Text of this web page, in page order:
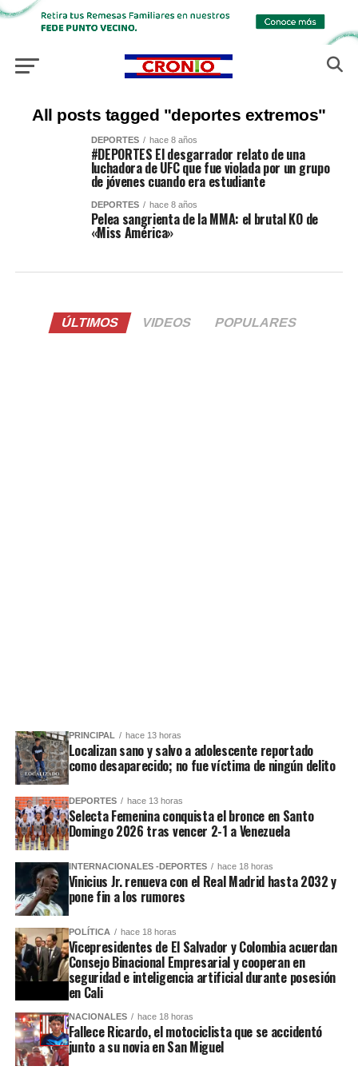
All posts tagged "deportes extremos"
DEPORTES hace 8 años
#DEPORTES El desgarrador relato de una
luchadora de UFC que fue violada por un grupo
de jóvenes cuando era estudiante
DEPORTES hace 8 años
Pelea sangrienta de la MMA: el brutal KO de
«Miss América»
ÚLTIMOS VIDEOS POPULARES
PRINCIPAL hace 13 horas
Localizan sano y salvo a adolescente reportado
como desaparecido; no fue víctima de ningún delito
DEPORTES hace 13 horas
Selecta Femenina conquista el bronce en Santo
Domingo 2026 tras vencer 2-1 a Venezuela
INTERNACIONALES -DEPORTES hace 18 horas
Vinicius Jr. renueva con el Real Madrid hasta 2032 y
pone fin a los rumores
POLÍTICA hace 18 horas
Vicepresidentes de El Salvador y Colombia acuerdan
Consejo Binacional Empresarial y cooperan en
seguridad e inteligencia artificial durante posesión
en Cali
NACIONALES hace 18 horas
Fallece Ricardo, el motociclista que se accidentó
junto a su novia en San Miguel